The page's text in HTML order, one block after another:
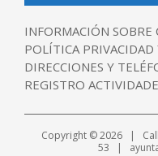
INFORMACIÓN SOBRE
POLÍTICA PRIVACIDAD
DIRECCIONES Y
REGISTRO
Copyright © 2026 |
53 |